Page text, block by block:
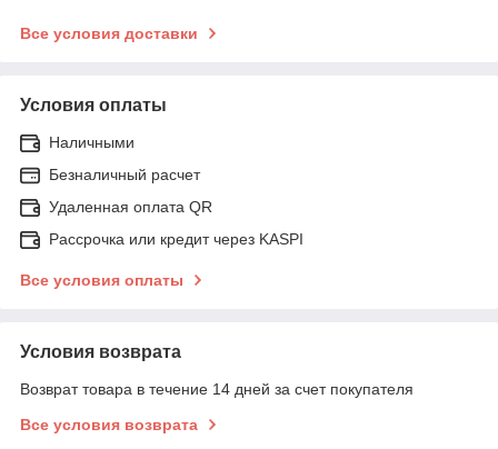
Все условия доставки
Условия оплаты
Наличными
Безналичный расчет
Удаленная оплата QR
Рассрочка или кредит через KASPI
Все условия оплаты
Условия возврата
Возврат товара в течение 14 дней за счет покупателя
Все условия возврата